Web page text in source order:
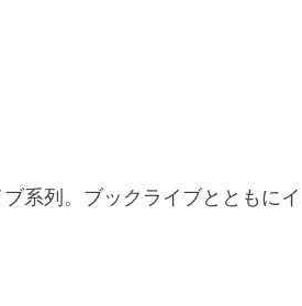
系列。ブックライブとともにイ